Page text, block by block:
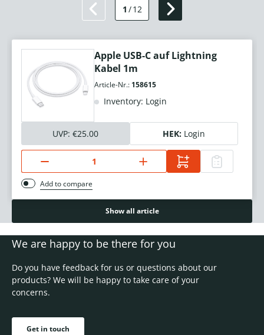
1 /12
Apple USB-C auf Lightning
Kabel 1m
Article-Nr.: 158615
Inventory: Login
UVP: €25.00 HEK: Login
Add to compare
Show all article
We are happy to be there for you
Do you have feedback for us or questions about our
products? We will be happy to take care of your
concerns.
Get in touch